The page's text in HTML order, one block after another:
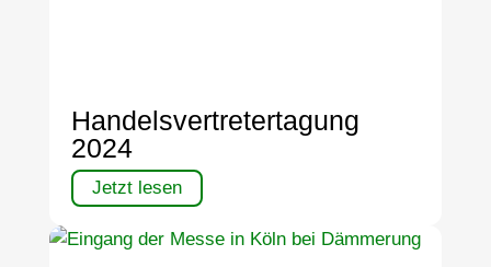
Handelsvertretertagung
2024
Jetzt lesen